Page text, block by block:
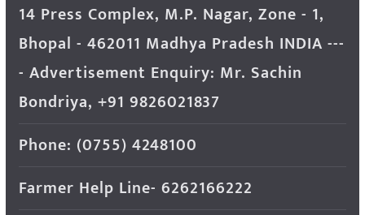
14 Press Complex, M.P. Nagar, Zone - 1,
Bhopal - 462011 Madhya Pradesh INDIA ---
- Advertisement Enquiry: Mr. Sachin
Bondriya, +91 9826021837
Phone: (0755) 4248100
Farmer Help Line- 6262166222